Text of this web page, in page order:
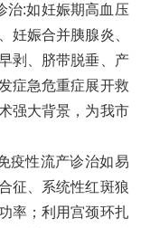
治:如妊娠期高血压
妊娠合并胰腺炎、
剥、脐带脱垂、产
症急危重症展开救
强大背景，为我市
疫性流产诊治如易
征、系统性红斑狼
率；利用宫颈环扎